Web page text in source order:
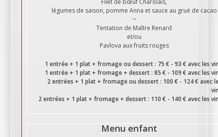
Filet de bœuf Charolais,
légumes de saison, pomme Anna et sauce au grué de cacao
~
Tentation de Maître Renard
et/ou
Pavlova aux fruits rouges
1 entrée + 1 plat + fromage ou dessert : 75 € - 93 € avec les
1 entrée + 1 plat + fromage + dessert : 85 € - 109 € avec les
2 entrées + 1 plat + fromage ou dessert : 100 € - 124 € avec
2 entrées + 1 plat + fromage + dessert : 110 € - 140 € avec les
Menu enfant